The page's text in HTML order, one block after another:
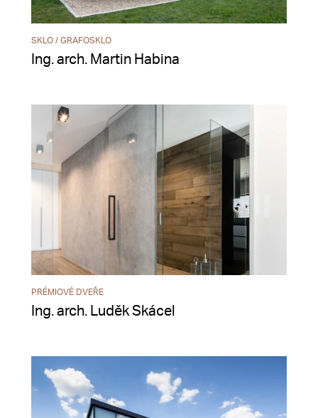
SKLO / GRAFOSKLO
Ing. arch. Martin Habina
PRÉMIOVÉ DVEŘE
Ing. arch. Luděk Skácel